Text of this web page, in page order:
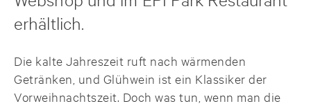
erhältlich.
Die kalte Jahreszeit ruft nach wärmenden
Getränken, und Glühwein ist ein Klassiker der
Vorweihnachtszeit. Doch was tun, wenn man die